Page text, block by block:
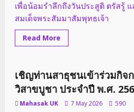
เพื่อน้อมรำลึกถึงวันประสูติ ตรัสรู้
สมเด็จพระสัมมาสัมพุทธเจ้า
Read More
more
าราม
กรุง
ลอนดอน
จัด
พิธี
วิสาขบูชา
กิจกรรมของวัด
เชิญท่านสาธุชนเข้าร่วมกิจ
วิสาขบูชา ประจำปี พ.ศ.
Mahasak UK 7 May 2026 590